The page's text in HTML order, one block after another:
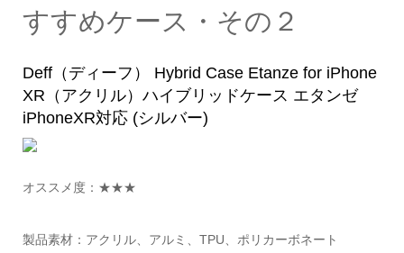
すすめケース・その２
Deff（ディーフ） Hybrid Case Etanze for iPhone
XR（アクリル）ハイブリッドケース エタンゼ
iPhoneXR対応 (シルバー)
オススメ度：★★★
製品素材：アクリル、アルミ、TPU、ポリカーボネート